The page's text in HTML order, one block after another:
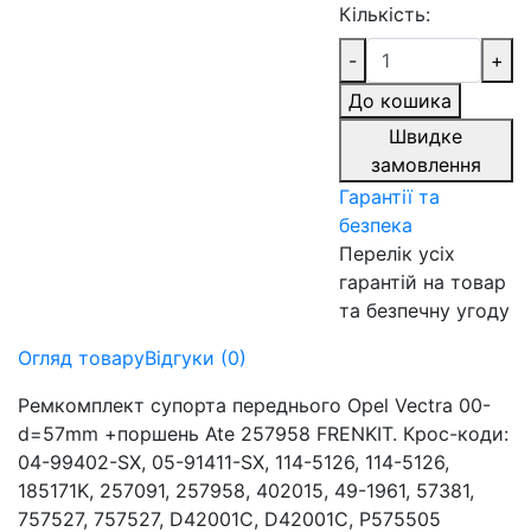
Кількість:
-
+
До кошика
Швидке
замовлення
Гарантії та
безпека
Перелік усіх
гарантій на товар
та безпечну угоду
Огляд товаруВідгуки (0)
Ремкомплект супорта переднього Opel Vectra 00-
d=57mm +поршень Ate 257958 FRENKIT. Крос-коди:
04-99402-SX, 05-91411-SX, 114-5126, 114-5126,
185171K, 257091, 257958, 402015, 49-1961, 57381,
757527, 757527, D42001C, D42001C, P575505